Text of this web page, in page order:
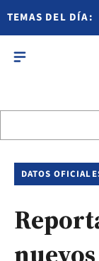
TEMAS DEL DÍA:
DATOS